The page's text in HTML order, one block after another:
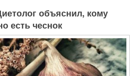
объяснил, кому
есть чеснок